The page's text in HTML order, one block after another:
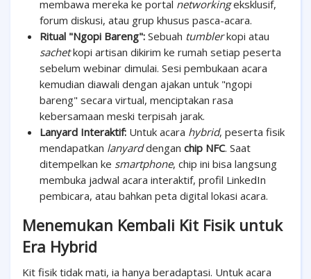
membawa mereka ke portal networkingeksklusif,
forum diskusi, atau grup khusus pasca-acara.
Ritual "Ngopi Bareng": Sebuah tumblerkopi atau
sachetkopi artisan dikirim ke rumah setiap peserta
sebelum webinar dimulai. Sesi pembukaan acara
kemudian diawali dengan ajakan untuk "ngopi
bareng" secara virtual, menciptakan rasa
kebersamaan meski terpisah jarak.
Lanyard Interaktif: Untuk acara hybrid, peserta fisik
mendapatkan lanyarddengan chip NFC. Saat
ditempelkan ke smartphone, chip ini bisa langsung
membuka jadwal acara interaktif, profil LinkedIn
pembicara, atau bahkan peta digital lokasi acara.
Menemukan Kembali Kit Fisik untuk
Era Hybrid
Kit fisik tidak mati, ia hanya beradaptasi. Untuk acara